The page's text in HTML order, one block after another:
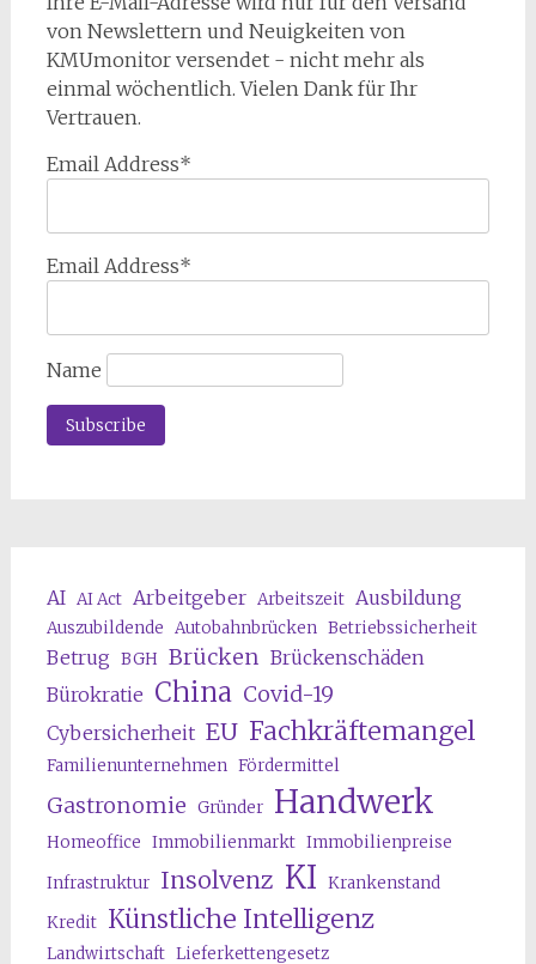
von Newslettern und Neuigkeiten von
KMUmonitor versendet - nicht mehr als
einmal wöchentlich. Vielen Dank für Ihr
Vertrauen.
Email Address*
Email Address*
Name
AI AI Act Arbeitgeber Arbeitszeit Ausbildung
Auszubildende Autobahnbrücken Betriebssicherheit
Betrug BGH Brücken Brückenschäden
Bürokratie China Covid-19
Cybersicherheit EU Fachkräftemangel
Familienunternehmen Fördermittel
Gastronomie Gründer Handwerk
Homeoffice Immobilienmarkt Immobilienpreise
Infrastruktur Insolvenz KI Krankenstand
Kredit Künstliche Intelligenz
Landwirtschaft Lieferkettengesetz